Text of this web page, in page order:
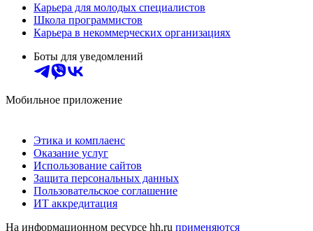
Карьера для молодых специалистов
Школа программистов
Карьера в некоммерческих организациях
Боты для уведомлений
Мобильное приложение
Этика и комплаенс
Оказание услуг
Использование сайтов
Защита персональных данных
Пользовательское соглашение
ИТ аккредитация
На информационном ресурсе hh.ru применяются